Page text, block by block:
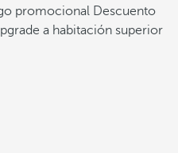
promocional Descuento
a habitación superior